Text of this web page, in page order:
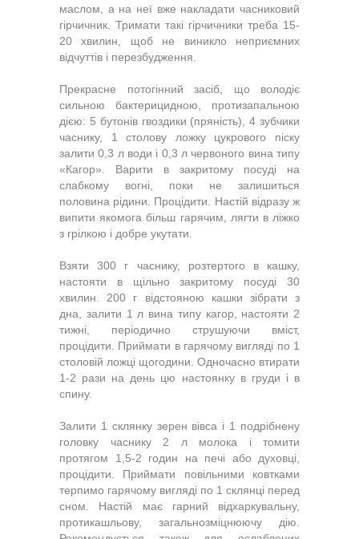
маслом, а на неї вже накладати часниковий
гірчичник. Тримати такі гірчичники треба 15-
20 хвилин, щоб не виникло неприємних
відчуттів і перезбудження.
Прекрасне потогінний засіб, що володіє
сильною бактерицидною, протизапальною
дією: 5 бутонів гвоздики (пряність), 4 зубчики
часнику, 1 столову ложку цукрового піску
залити 0,3 л води і 0,3 л червоного вина типу
«Кагор». Варити в закритому посуді на
слабкому вогні, поки не залишиться
половина рідини. Процідити. Настій відразу ж
випити якомога більш гарячим, лягти в ліжко
з грілкою і добре укутати.
Взяти 300 г часнику, розтертого в кашку,
настояти в щільно закритому посуді 30
хвилин. 200 г відстояною кашки зібрати з
дна, залити 1 л вина типу кагор, настояти 2
тижні, періодично струшуючи вміст,
процідити. Приймати в гарячому вигляді по 1
столовій ложці щогодини. Одночасно втирати
1-2 рази на день цю настоянку в груди і в
спину.
Залити 1 склянку зерен вівса і 1 подрібнену
головку часнику 2 л молока і томити
протягом 1,5-2 годин на печі або духовці,
процідити. Приймати повільними ковтками
терпимо гарячому вигляді по 1 склянці перед
сном. Настій має гарний відхаркувальну,
протикашльову, загальнозміцнюючу дію.